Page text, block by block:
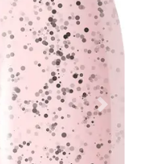
Volgende